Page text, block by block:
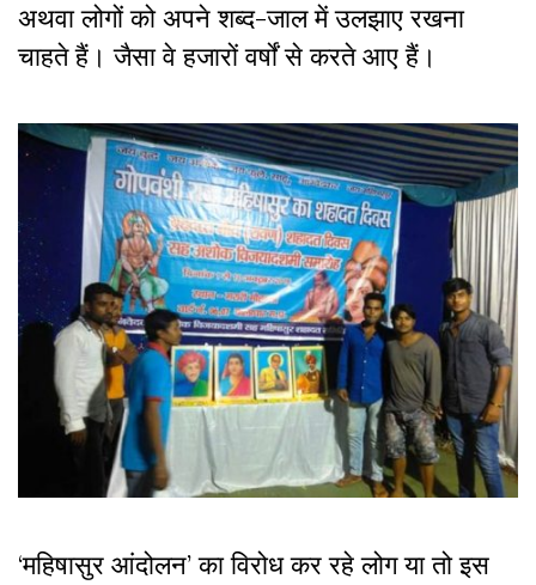
अथवा लोगों को अपने शब्द-जाल में उलझाए रखना
चाहते हैं। जैसा वे हजारों वर्षों से करते आए हैं।
‘महिषासुर आंदोलन’ का विरोध कर रहे लोग या तो इस